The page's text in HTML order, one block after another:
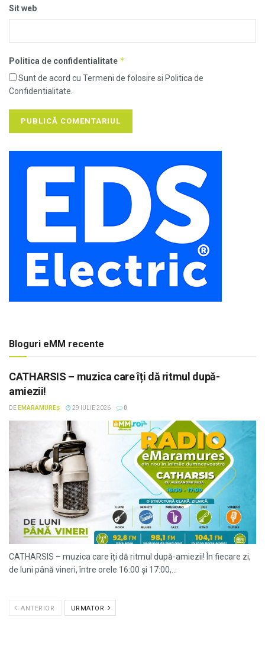
Sit web
Politica de confidentialitate *
Sunt de acord cu Termeni de folosire si Politica de
Confidentialitate.
Bloguri eMM recente
CATHARSIS – muzica care îți dă ritmul după-
amiezii!
DE EMARAMUREȘ 29 IULIE 2026 0
CATHARSIS – muzica care îți dă ritmul după-amiezii! În fiecare zi,
de luni până vineri, între orele 16:00 și 17:00,...
ANTERIOR URMATOR